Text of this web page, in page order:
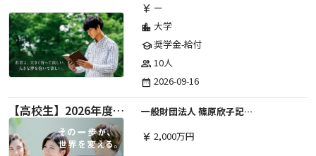
currency_yen ー
location_city 大学
school奨学金-給付
group 10人
date_range 2026-09-16
【高校生】2026年度 しのはら財団 アメリカ・イギリス・カナダ英語留学奨学金
一般財団法人 篠原欣子記念財団 (海外留学奨学金グループ)
currency_yen 2,000万円